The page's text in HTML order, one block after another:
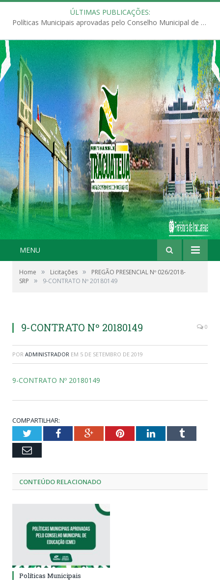
ÚLTIMAS PUBLICAÇÕES:
Políticas Municipais aprovadas pelo Conselho Municipal de Educação (CME)
MENU
Home » Licitações »
PREGÃO PRESENCIAL Nº 026/2018-
SRP
» 9-CONTRATO Nº 20180149
9-CONTRATO Nº 20180149 0
POR ADMINISTRADOR EM 5 DE SETEMBRO DE 2019
9-CONTRATO Nº 20180149
COMPARTILHAR:
TwitterFacebookGoogle+PinterestLinkedInTumblr
Email
CONTEÚDO RELACIONADO
Políticas Municipais